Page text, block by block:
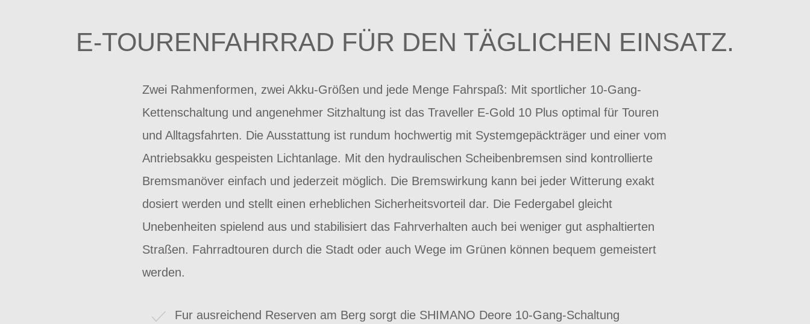
E-TOURENFAHRRAD FÜR DEN TÄGLICHEN EINSATZ.
Zwei Rahmenformen, zwei Akku-Größen und jede Menge Fahrspaß: Mit sportlicher 10-Gang-
Kettenschaltung und angenehmer Sitzhaltung ist das Traveller E-Gold 10 Plus optimal für Touren
und Alltagsfahrten. Die Ausstattung ist rundum hochwertig mit Systemgepäckträger und einer vom
Antriebsakku gespeisten Lichtanlage. Mit den hydraulischen Scheibenbremsen sind kontrollierte
Bremsmanöver einfach und jederzeit möglich. Die Bremswirkung kann bei jeder Witterung exakt
dosiert werden und stellt einen erheblichen Sicherheitsvorteil dar. Die Federgabel gleicht
Unebenheiten spielend aus und stabilisiert das Fahrverhalten auch bei weniger gut asphaltierten
Straßen. Fahrradtouren durch die Stadt oder auch Wege im Grünen können bequem gemeistert
werden.
Fur ausreichend Reserven am Berg sorgt die SHIMANO Deore 10-Gang-Schaltung